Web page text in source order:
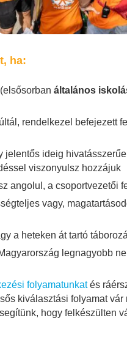
ha:
általános
rendelkezel befejezett
jelentős ideig
viszonyulsz hozzájuk
angolul, a csoportvezetői
vagy,
a heteken át tartó
legnagyobb
folyamatunkatés
kiválasztási folyamat
hogy felkészülten